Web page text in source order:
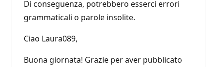
Di conseguenza, potrebbero esserci errori
grammaticali o parole insolite.
Ciao Laura089,
Buona giornata! Grazie per aver pubblicato